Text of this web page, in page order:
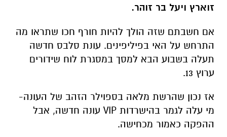
זוארץ ויעל בר זוהר.
אם חשבתם שזה הולך להיות חורף חכו שתראו מה
התרחש על האי בפיליפינים. עונת סלבס חדשה
תעלה בשבוע הבא למסך במסגרת לוח שידורים
ערוץ 13.
אז נכון שהרשת מלאה בספוילר הזהב של העונה-
מי עלה לגמר בהישרדות VIP עונה חדשה, אבל
ההפקה כאמור מכחישה.